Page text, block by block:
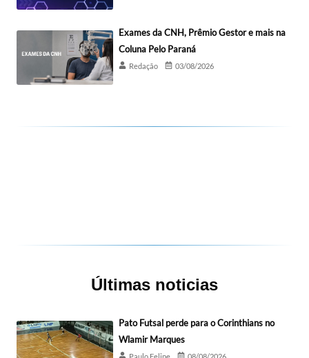
Exames da CNH, Prêmio Gestor e mais na
Coluna Pelo Paraná
Redação 03/08/2026
Últimas noticias
Pato Futsal perde para o Corinthians no
Wlamir Marques
Paulo Felipe 08/08/2026